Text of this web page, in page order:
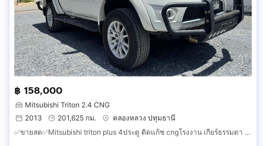
฿ 158,000
Mitsubishi Triton 2.4 CNG
2013
201,625 กม.
คลองหลวง ปทุมธานี
✅ขายสด✅Mitsubishi triton plus 4ประตู ติดแก้ช cngโรงงาน เกียร์ธรรมดา ปี2013✅รถมือเดียว✅